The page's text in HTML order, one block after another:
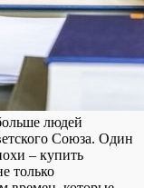
людей
Союза. Один
– купить
только